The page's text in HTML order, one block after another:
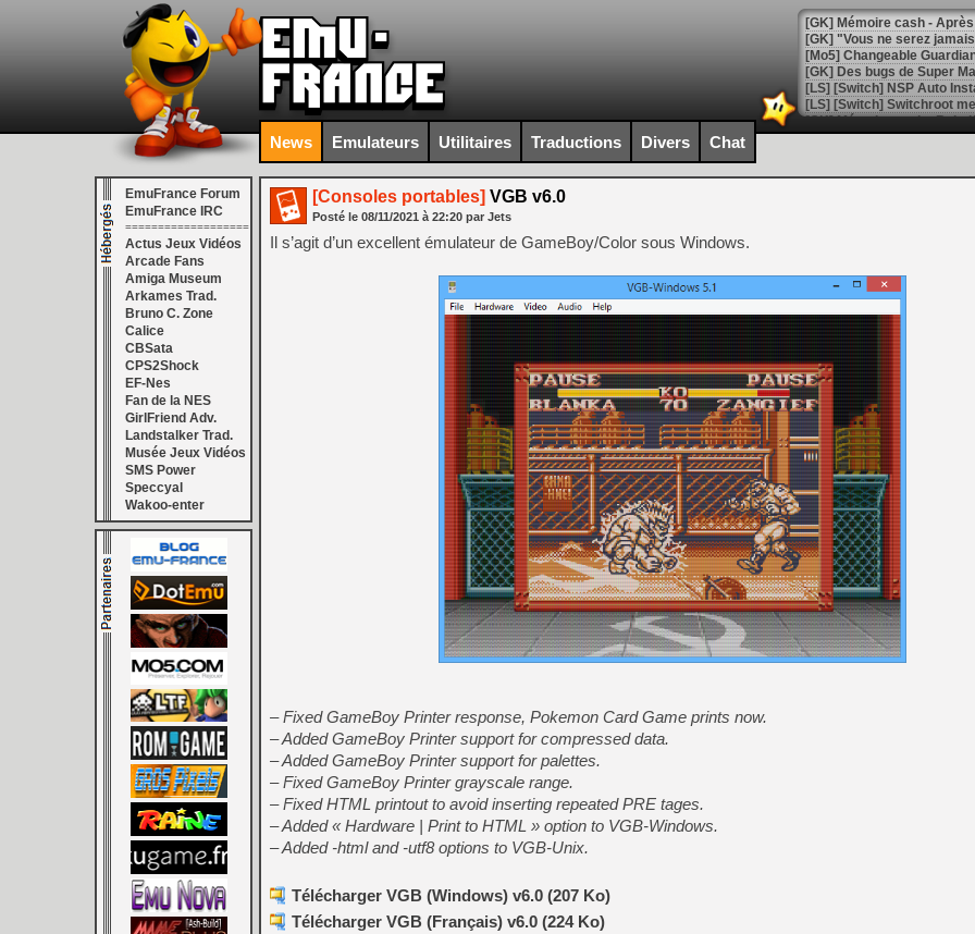
[GK] Mémoire cash -
[GK] "Vous ne serez
[Mo5] Changeable
[GK] Des bugs de Super
[LS] [Switch] NSP Auto
[GK] La saga horrifique
[GK] Le portage de Super
[Mo5] Le jeu de course
[GK] Guillermo del Toro
[GK] Mistfall Hunter : déjà
[GK] Wo Long 2 évolue
[GK] Crossfire : un TPS à
[LS] [PS5] Premiers
[Mo5] DOOM arrive en
[GK] Bethesda fête les 30
[GK] Roblox : l'action en
[GK] Agenda - GeForce
[GK] Devolver Digital en a
[LS] [PS5] ps5-y2jb-
[GK] Pourquoi Marvel
[GK] Test : Restory : Chill
[GK] GTA 6 : Rockstar
[GK] Hot Wheels Infinite
[GK] Mémoire cash -
[GK] Résultats Nintendo :
[GK] Dans ce jeu de
News Emulateurs Utilitaires Traductions Divers Chat
EmuFrance Forum
EmuFrance IRC
===================
Actus Jeux Vidéos
Arcade Fans
Amiga Museum
Arkames Trad.
Bruno C. Zone
Calice
CBSata
CPS2Shock
EF-Nes
Fan de la NES
GirlFriend Adv.
Landstalker Trad.
Musée Jeux Vidéos
SMS Power
Speccyal
Wakoo-enter
[Consoles portables] VGB v6.0
Posté le 08/11/2021 à 22:20 par Jets
Il s’agit d’un excellent émulateur de GameBoy/Color sous Windows.
– Fixed GameBoy Printer response, Pokemon Card Game prints now.
– Added GameBoy Printer support for compressed data.
– Added GameBoy Printer support for palettes.
– Fixed GameBoy Printer grayscale range.
– Fixed HTML printout to avoid inserting repeated PRE tages.
– Added « Hardware | Print to HTML » option to VGB-Windows.
– Added -html and -utf8 options to VGB-Unix.
Télécharger VGB (Windows) v6.0 (207 Ko)
Télécharger VGB (Français) v6.0 (224 Ko)